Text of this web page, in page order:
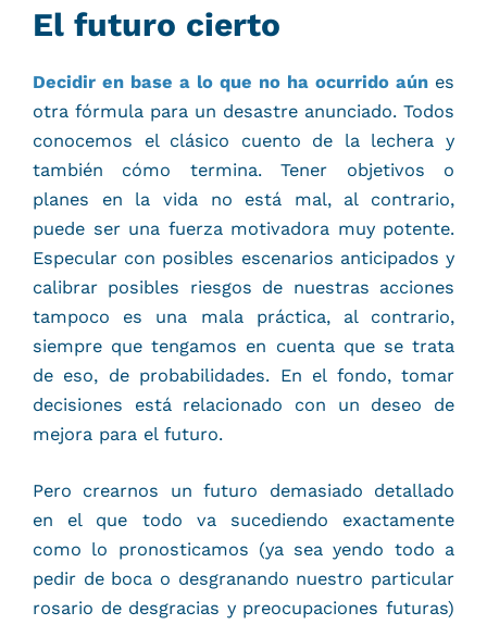
El futuro cierto
Decidir en base a lo que no ha ocurrido aún es
otra fórmula para un desastre anunciado. Todos
conocemos el clásico cuento de la lechera y
también cómo termina. Tener objetivos o
planes en la vida no está mal, al contrario,
puede ser una fuerza motivadora muy potente.
Especular con posibles escenarios anticipados y
calibrar posibles riesgos de nuestras acciones
tampoco es una mala práctica, al contrario,
siempre que tengamos en cuenta que se trata
de eso, de probabilidades. En el fondo, tomar
decisiones está relacionado con un deseo de
mejora para el futuro.
Pero crearnos un futuro demasiado detallado
en el que todo va sucediendo exactamente
como lo pronosticamos (ya sea yendo todo a
pedir de boca o desgranando nuestro particular
rosario de desgracias y preocupaciones futuras)